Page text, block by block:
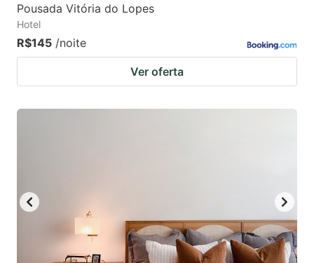
Pousada Vitória do Lopes
Hotel
R$145 /noite
Ver oferta